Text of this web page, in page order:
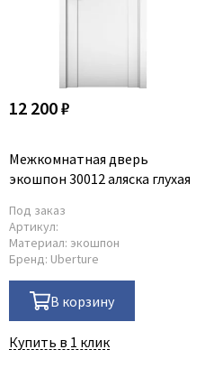
С черной кромкой
Двухцветные двери
12 200 ₽
Межкомнатная дверь
экошпон 30012 аляска глухая
Под заказ
Артикул:
Материал: экошпон
Бренд: Uberture
В корзину
Купить в 1 клик